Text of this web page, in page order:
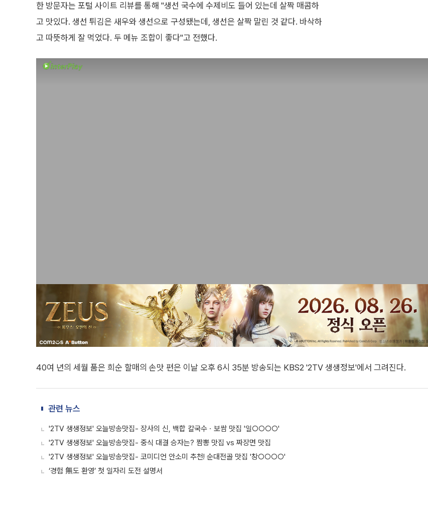
한 방문자는 포털 사이트 리뷰를 통해 "생선 국수에 수제비도 들어 있는데 살짝 매콤하
고 맛있다. 생선 튀김은 새우와 생선으로 구성됐는데, 생선은 살짝 말린 것 같다. 바삭하
고 따뜻하게 잘 먹었다. 두 메뉴 조합이 좋다"고 전했다.
40여 년의 세월 품은 희순 할매의 손맛 편은 이날 오후 6시 35분 방송되는 KBS2 '2TV 생생정보'에서 그려진다.
관련 뉴스
'2TV 생생정보' 오늘방송맛집- 장사의 신, 백합 칼국수ㆍ보쌈 맛집 '일○○○○'
'2TV 생생정보' 오늘방송맛집- 중식 대결 승자는? 짬뽕 맛집 vs 짜장면 맛집
'2TV 생생정보' 오늘방송맛집- 코미디언 안소미 추천! 순대전골 맛집 '창○○○○'
‘경험 無도 환영’ 첫 일자리 도전 설명서